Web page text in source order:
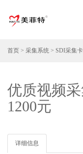
首页 > 采集系统 > SDI采集卡
优质视频采
1200元
详细信息